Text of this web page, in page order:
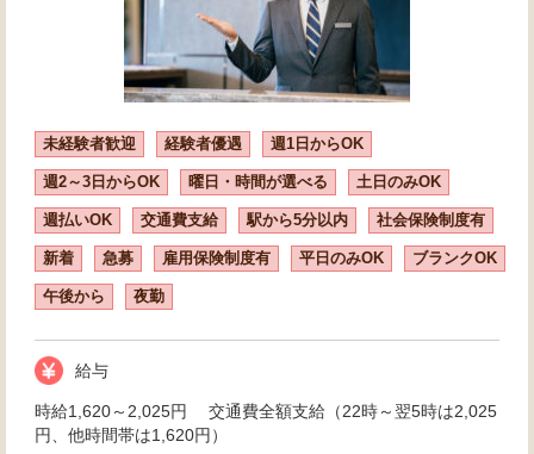
未経験者歓迎 経験者優遇 週1日からOK
週2～3日からOK 曜日・時間が選べる 土日のみOK
週払いOK 交通費支給 駅から5分以内 社会保険制度有
新着 急募 雇用保険制度有 平日のみOK ブランクOK
午後から 夜勤
給与
時給1,620～2,025円 交通費全額支給（22時～翌5時は2,025
円、他時間帯は1,620円）